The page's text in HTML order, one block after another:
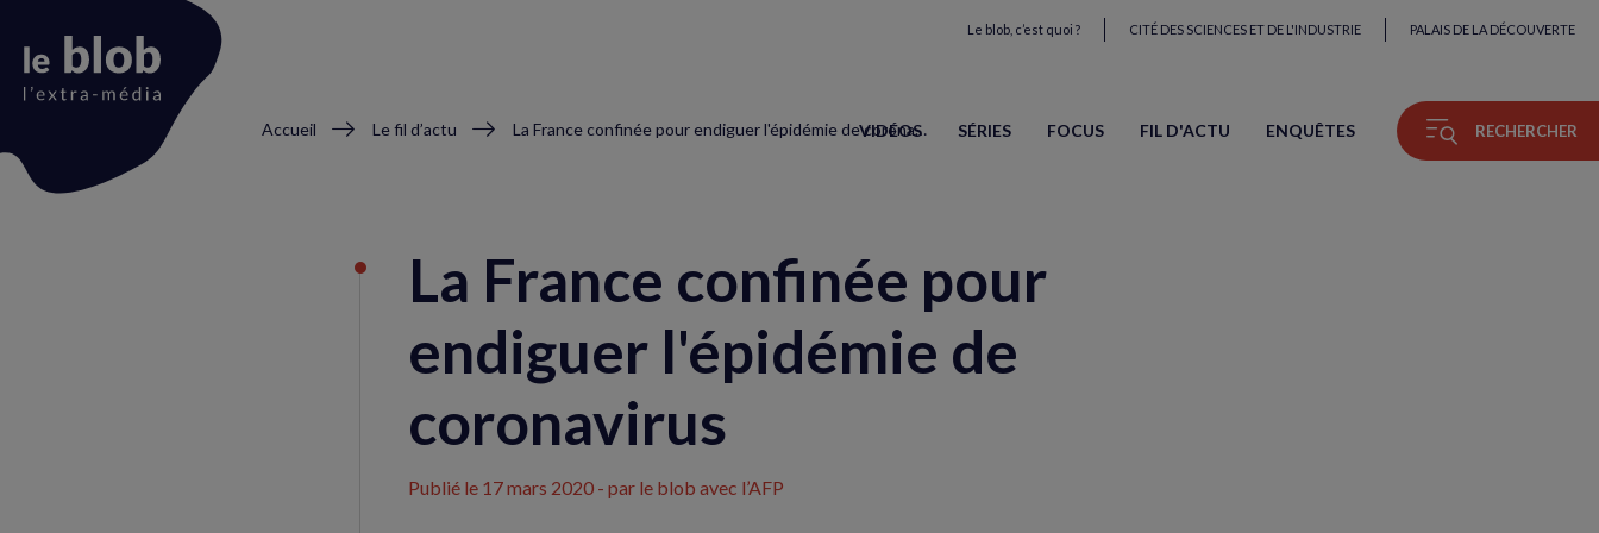
Le blob, c’est quoi ? CITÉ DES SCIENCES ET DE L'INDUSTRIE PALAIS DE LA DÉCOUVERTE
VIDÉOS SÉRIES FOCUS FIL D'ACTU ENQUÊTES RECHERCHER
Fil
Accueil Le fil d’actu La France confinée pour endiguer l'épidémie de coronavirus
La France confinée pour
endiguer l'épidémie de
coronavirus
Publié le 17 mars 2020 - par le blob avec l’AFP